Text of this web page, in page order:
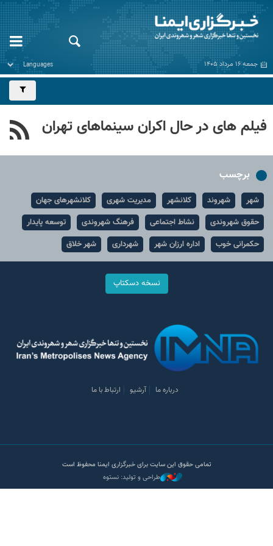
جمعه ۱۶ مرداد ۱۴۰۵
فیلم های در حال اکران سینماهای تهران
برچسب
شهر شهروند کلانشهر مدیریت شهری
کلانشهرهای جهان
حقوق شهروندی
نشاط اجتماعی فرهنگ شهروندی
توسعه پایدار
حکمرانی خوب
اداره ارزان شهر شهرداری شهر خلاق
نسخه دسکتاپ
درباره ما آرشیو ارتباط با ما
تمامی حقوق این سایت برای خبرگزاری ایمنا محفوظ است
طراحی و تولید: نستوه